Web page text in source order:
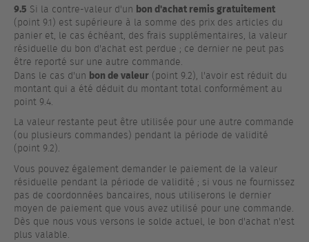
9.5 Si la contre-valeur d'un bon d'achat remis gratuitement
(point 9.1) est supérieure à la somme des prix des articles du
panier et, le cas échéant, des frais supplémentaires, la valeur
résiduelle du bon d'achat est perdue ; ce dernier ne peut pas
être reporté sur une autre commande.
Dans le cas d'un bon de valeur (point 9.2), l'avoir est réduit du
montant qui a été déduit du montant total conformément au
point 9.4.
La valeur restante peut être utilisée pour une autre commande
(ou plusieurs commandes) pendant la période de validité
(point 9.2).
Vous pouvez également demander le paiement de la valeur
résiduelle pendant la période de validité ; si vous ne fournissez
pas de coordonnées bancaires, nous utiliserons le dernier
moyen de paiement que vous avez utilisé pour une commande.
Dès que nous vous versons le solde actuel, le bon d'achat n'est
plus valable.